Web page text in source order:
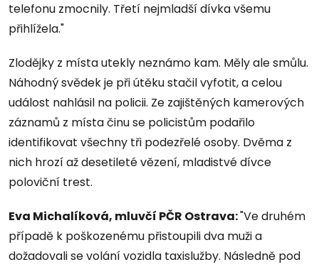
telefonu zmocnily. Třetí nejmladší dívka všemu
přihlížela."
Zlodějky z místa utekly neznámo kam. Měly ale smůlu.
Náhodný svědek je při útěku stačil vyfotit, a celou
událost nahlásil na policii. Ze zajištěných kamerových
záznamů z místa činu se policistům podařilo
identifikovat všechny tři podezřelé osoby. Dvěma z
nich hrozí až desetileté vězení, mladistvé dívce
poloviční trest.
Eva Michalíková, mluvčí PČR Ostrava:"Ve druhém
případě k poškozenému přistoupili dva muži a
dožadovali se volání vozidla taxislužby. Následně pod